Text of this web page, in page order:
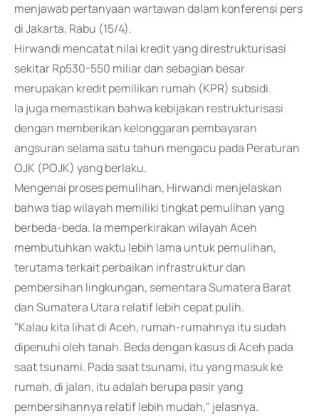
menjawab pertanyaan wartawan dalam konferensi pers
di Jakarta, Rabu (15/4).
Hirwandi mencatat nilai kredit yang direstrukturisasi
sekitar Rp530-550 miliar dan sebagian besar
merupakan kredit pemilikan rumah (KPR) subsidi.
Ia juga memastikan bahwa kebijakan restrukturisasi
dengan memberikan kelonggaran pembayaran
angsuran selama satu tahun mengacu pada Peraturan
OJK (POJK) yang berlaku.
Mengenai proses pemulihan, Hirwandi menjelaskan
bahwa tiap wilayah memiliki tingkat pemulihan yang
berbeda-beda. Ia memperkirakan wilayah Aceh
membutuhkan waktu lebih lama untuk pemulihan,
terutama terkait perbaikan infrastruktur dan
pembersihan lingkungan, sementara Sumatera Barat
dan Sumatera Utara relatif lebih cepat pulih.
"Kalau kita lihat di Aceh, rumah-rumahnya itu sudah
dipenuhi oleh tanah. Beda dengan kasus di Aceh pada
saat tsunami. Pada saat tsunami, itu yang masuk ke
rumah, di jalan, itu adalah berupa pasir yang
pembersihannya relatif lebih mudah," jelasnya.